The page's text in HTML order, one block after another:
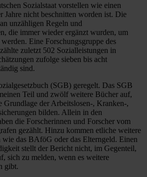
Sozialstaat vorstellen wie einen
Jahre nicht beschnitten worden ist. Die
unzähligen Regeln und
die immer wieder ergänzt wurden, um
Eine Forschungsgruppe des
zuletzt 502 Sozialleistungen in
zufolge sieben bis acht
sind.
(SGB) geregelt. Das SGB
Teil und zwölf weitere Bücher auf,
Grundlage der Arbeitslosen-, Kranken-,
bilden. Allein in den
die Forscherinnen und Forscher vom
gezählt. Hinzu kommen etliche weitere
wie das BAföG oder das Elterngeld. Einen
stellt der Bericht nicht, im Gegenteil,
sich zu melden, wenn es weitere
gibt.